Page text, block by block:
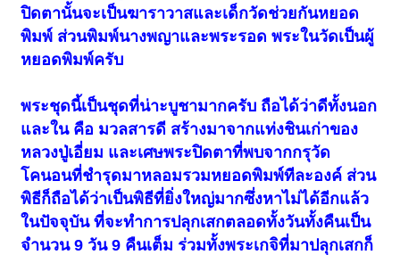
ปิดตานั้นจะเป็นฆาราวาสและเด็กวัดช่วยกันหยอด
พิมพ์ ส่วนพิมพ์นางพญาและพระรอด พระในวัดเป็นผู้
หยอดพิมพ์ครับ
พระชุดนี้เป็นชุดที่น่าะบูชามากครับ ถือได้ว่าดีทั้งนอก
และใน คือ มวลสารดี สร้างมาจากแท่งชินเก่าของ
หลวงปู่เอี่ยม และเศษพระปิดตาที่พบจากกรุวัด
โคนอนที่ชำรุดมาหลอมรวมหยอดพิมพ์ทีละองค์ ส่วน
พิธีก็ถือได้ว่าเป็นพิธีที่ยิ่งใหญ่มากซึ่งหาไม่ได้อีกแล้ว
ในปัจจุบัน ที่จะทำการปลุกเสกตลอดทั้งวันทั้งคืนเป็น
จำนวน 9 วัน 9 คืนเต็ม ร่วมทั้งพระเกจิที่มาปลุกเสกก็